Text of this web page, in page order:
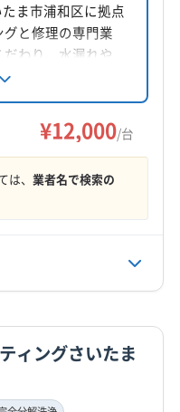
ま市浦和区に拠点
と修理の専門業
わり、水漏れや
ています。土曜
業しています。
¥12,000/台
、 業者名で検索の
ィングさいたま